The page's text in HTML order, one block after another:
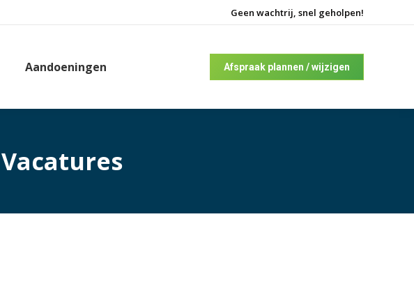
Geen wachtrij, snel geholpen!
Aandoeningen Afspraak plannen / wijzigen
Vacatures